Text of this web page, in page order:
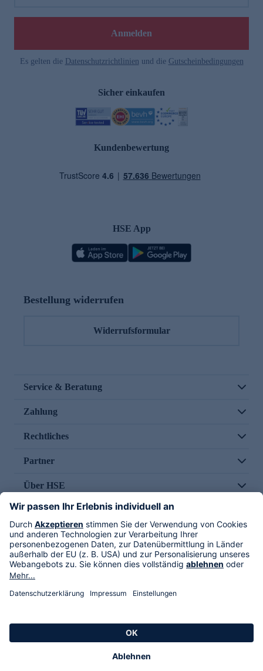
Anmelden
Es gelten die Datenschutzrichtlinien und die Gutscheinbedingungen
Sicher einkaufen
Kundenbewertung
HSE App
Bestellung widerrufen
Widerrufsformular
Service & Beratung
Zahlung
Rechtliches
Partner
Über HSE
Im TV
HSE International